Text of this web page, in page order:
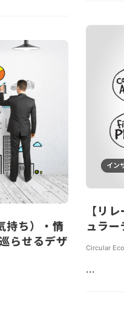
イン
【リ
ュラ
Circular
...
持ち）・情
らせるデザ